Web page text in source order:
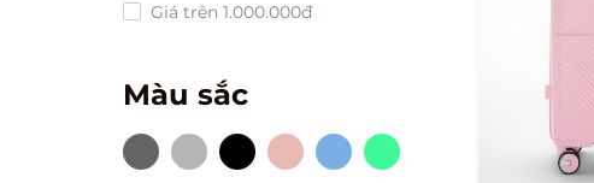
Giá trên 1.000.000đ
Màu sắc